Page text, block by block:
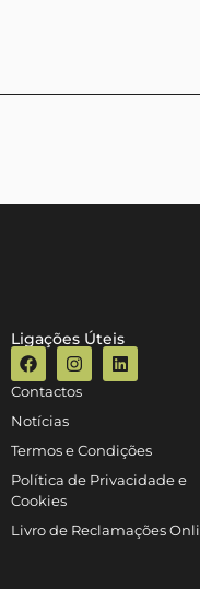
Ligações Úteis
Contactos
Notícias
Termos e Condições
Política de Privacidade e
Cookies
Livro de Reclamações